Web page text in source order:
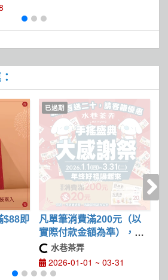
$88即
已過期
凡單筆消費滿200元（以
實際付款金額為準），即
贈20元實體折價券
水巷茶弄
2026-01-01 ~ 03-31